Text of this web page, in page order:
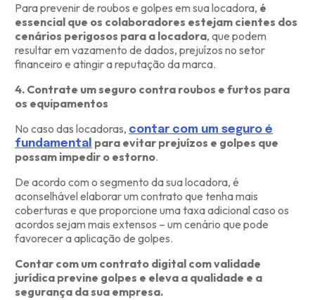
Para prevenir de roubos e golpes em sua locadora, é
essencial que os colaboradores estejam cientes dos
cenários perigosos para a locadora, que podem
resultar em vazamento de dados, prejuízos no setor
financeiro e atingir a reputação da marca.
4. Contrate um seguro contra roubos e furtos para
os equipamentos
No caso das locadoras, contar com um seguro é
fundamental para evitar prejuízos e golpes que
possam impedir o estorno.
De acordo com o segmento da sua locadora, é
aconselhável elaborar um contrato que tenha mais
coberturas e que proporcione uma taxa adicional caso os
acordos sejam mais extensos – um cenário que pode
favorecer a aplicação de golpes.
Contar com um contrato digital com validade
jurídica previne golpes e eleva a qualidade e a
segurança da sua empresa.